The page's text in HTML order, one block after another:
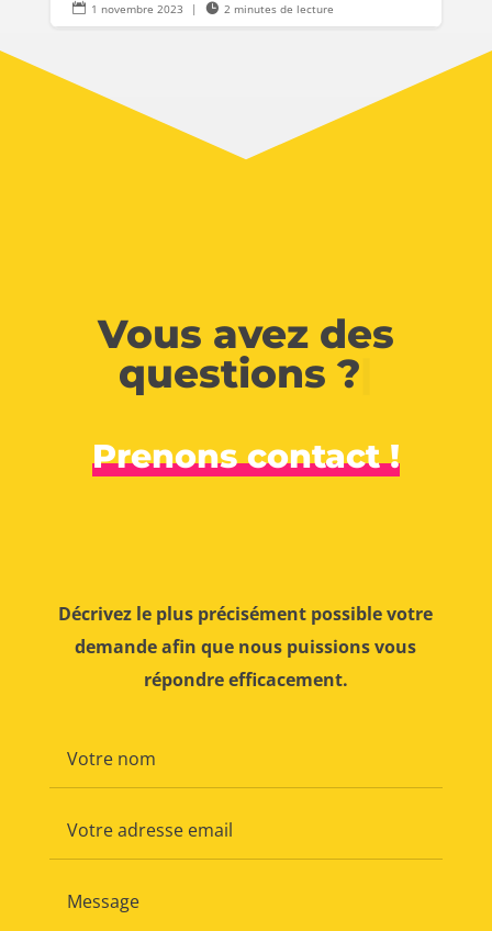
 1 novembre 2023 |  2 minutes de lecture
Vous avez des
questions ?
Prenons contact !
Décrivez le plus précisément possible votre
demande afin que nous puissions vous
répondre efficacement.